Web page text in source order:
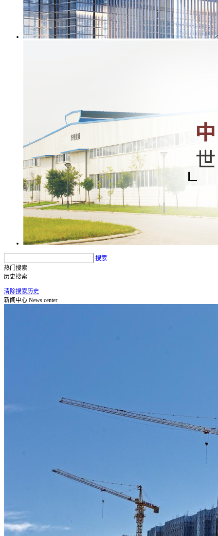
搜索
热门搜索
历史搜索
清除搜索历史
新闻中心 News center